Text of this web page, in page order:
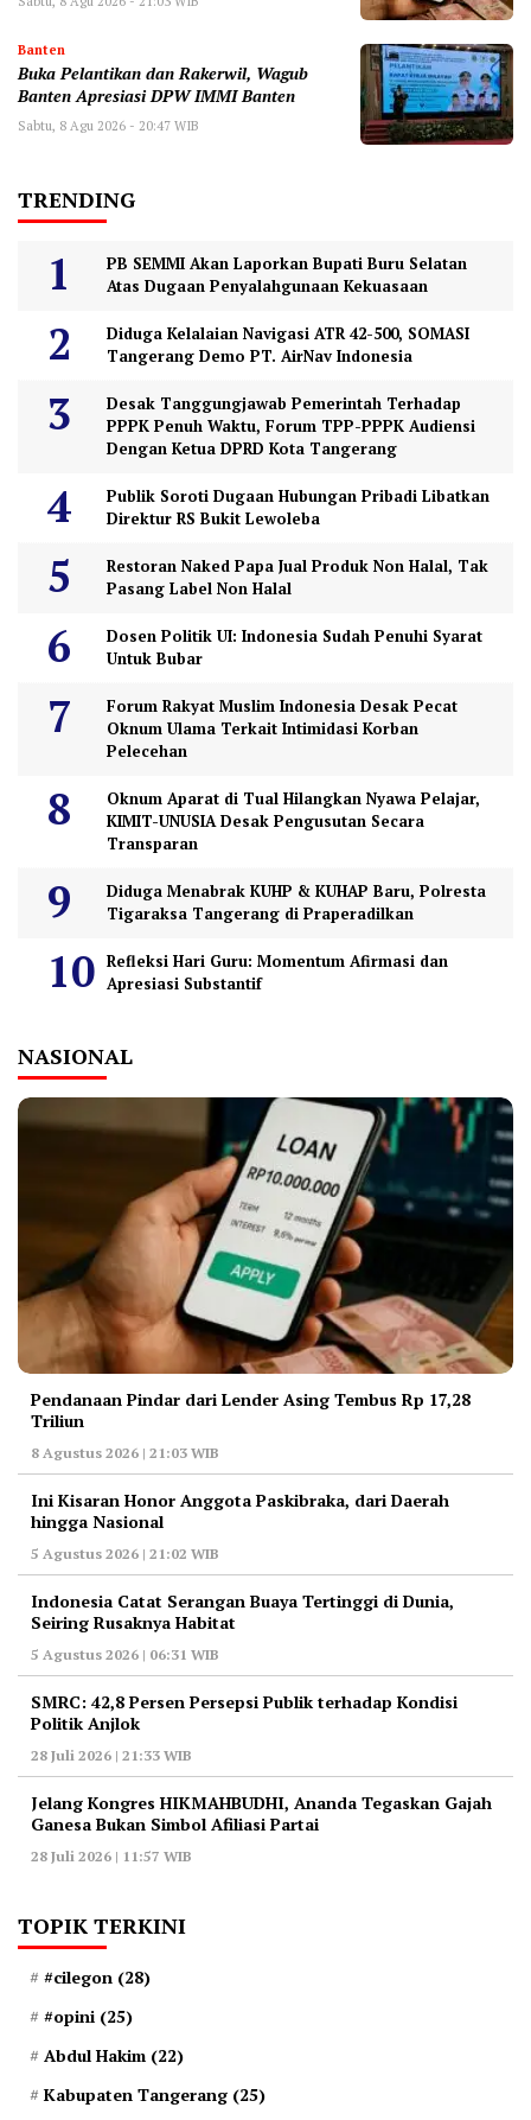
Banten
Buka Pelantikan dan Rakerwil, Wagub
Banten Apresiasi DPW IMMI Banten
Sabtu, 8 Agu 2026 - 20:47 WIB
TRENDING
PB SEMMI Akan Laporkan Bupati Buru Selatan
Atas Dugaan Penyalahgunaan Kekuasaan
Diduga Kelalaian Navigasi ATR 42-500, SOMASI
Tangerang Demo PT. AirNav Indonesia
Desak Tanggungjawab Pemerintah Terhadap
PPPK Penuh Waktu, Forum TPP-PPPK Audiensi
Dengan Ketua DPRD Kota Tangerang
Publik Soroti Dugaan Hubungan Pribadi Libatkan
Direktur RS Bukit Lewoleba
Restoran Naked Papa Jual Produk Non Halal, Tak
Pasang Label Non Halal
Dosen Politik UI: Indonesia Sudah Penuhi Syarat
Untuk Bubar
Forum Rakyat Muslim Indonesia Desak Pecat
Oknum Ulama Terkait Intimidasi Korban
Pelecehan
Oknum Aparat di Tual Hilangkan Nyawa Pelajar,
KIMIT-UNUSIA Desak Pengusutan Secara
Transparan
Diduga Menabrak KUHP & KUHAP Baru, Polresta
Tigaraksa Tangerang di Praperadilkan
Refleksi Hari Guru: Momentum Afirmasi dan
Apresiasi Substantif
NASIONAL
Pendanaan Pindar dari Lender Asing Tembus Rp 17,28
Triliun
8 Agustus 2026 | 21:03 WIB
Ini Kisaran Honor Anggota Paskibraka, dari Daerah
hingga Nasional
5 Agustus 2026 | 21:02 WIB
Indonesia Catat Serangan Buaya Tertinggi di Dunia,
Seiring Rusaknya Habitat
5 Agustus 2026 | 06:31 WIB
‎SMRC: 42,8 Persen Persepsi Publik terhadap Kondisi
Politik Anjlok
28 Juli 2026 | 21:33 WIB
‎Jelang Kongres HIKMAHBUDHI, Ananda Tegaskan Gajah
Ganesa Bukan Simbol Afiliasi Partai
28 Juli 2026 | 11:57 WIB
TOPIK TERKINI
#cilegon (28)
#opini (25)
Abdul Hakim (22)
Kabupaten Tangerang (25)